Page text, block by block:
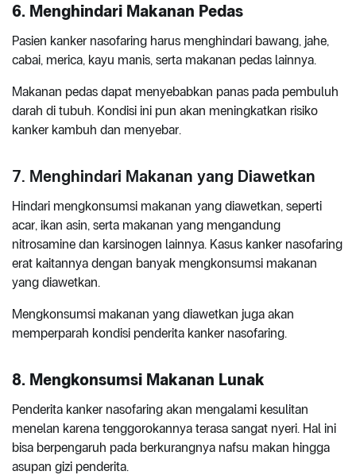
6. Menghindari Makanan Pedas
Pasien kanker nasofaring harus menghindari bawang, jahe,
cabai, merica, kayu manis, serta makanan pedas lainnya.
Makanan pedas dapat menyebabkan panas pada pembuluh
darah di tubuh. Kondisi ini pun akan meningkatkan risiko
kanker kambuh dan menyebar.
7. Menghindari Makanan yang Diawetkan
Hindari mengkonsumsi makanan yang diawetkan, seperti
acar, ikan asin, serta makanan yang mengandung
nitrosamine dan karsinogen lainnya. Kasus kanker nasofaring
erat kaitannya dengan banyak mengkonsumsi makanan
yang diawetkan.
Mengkonsumsi makanan yang diawetkan juga akan
memperparah kondisi penderita kanker nasofaring.
8. Mengkonsumsi Makanan Lunak
Penderita kanker nasofaring akan mengalami kesulitan
menelan karena tenggorokannya terasa sangat nyeri. Hal ini
bisa berpengaruh pada berkurangnya nafsu makan hingga
asupan gizi penderita.